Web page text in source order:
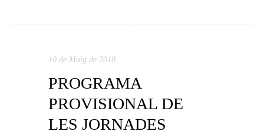
10 de Maig de 2010
PROGRAMA
PROVISIONAL DE
LES JORNADES